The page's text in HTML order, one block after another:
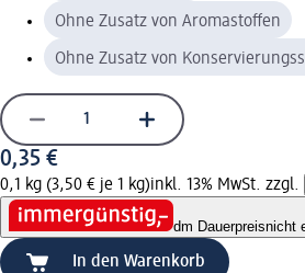
Ohne Zusatz von Aromastoffen
Ohne Zusatz von
0,35 €
0,1 kg (3,50 € je 1 kg)inkl. 13% MwSt. zzgl.
dm Dauerpreisnicht
In den Warenkorb